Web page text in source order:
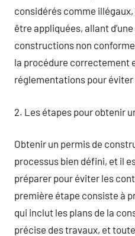
considérés comme
être appliquées, allant
constructions non
la procédure correctement
réglementations pour
2. Les étapes pour obtenir
Obtenir un permis de
processus bien défini, et il
préparer pour éviter les
première étape consiste à
qui inclut les plans de la
précise des travaux, et